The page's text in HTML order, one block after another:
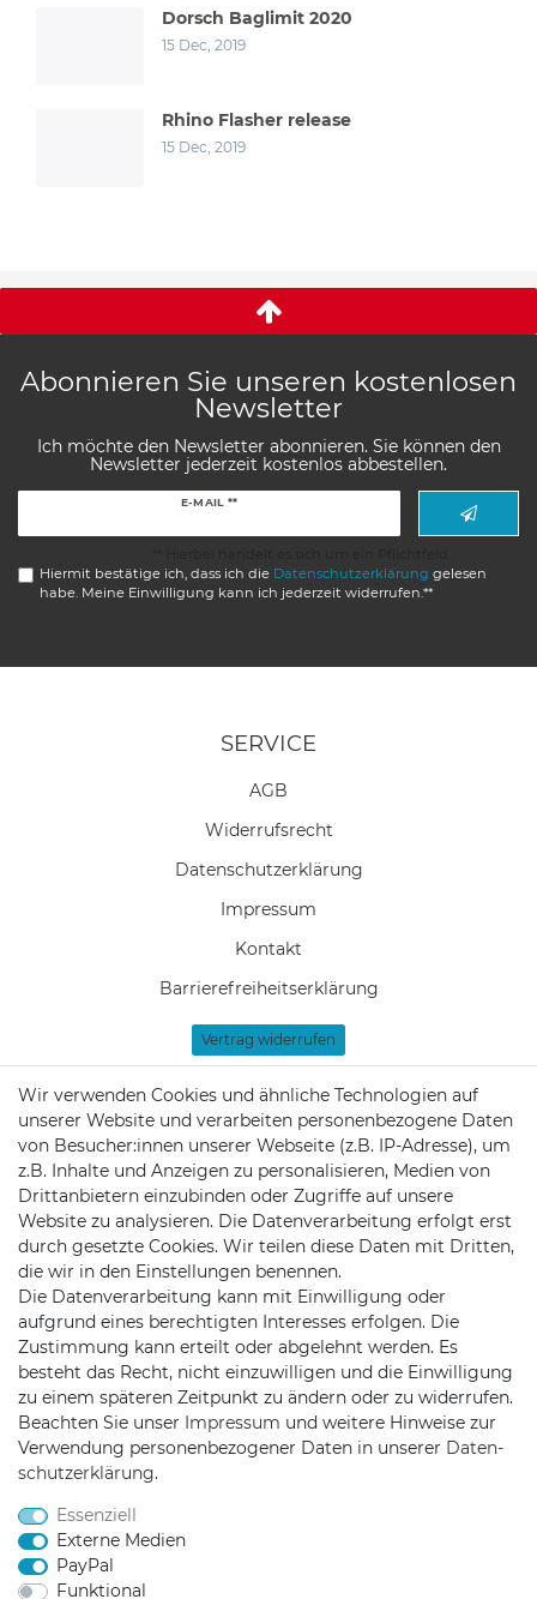
Dorsch Baglimit 2020
15 Dec, 2019
Rhino Flasher release
15 Dec, 2019
Abonnieren Sie unseren kostenlosen
Newsletter
Ich möchte den Newsletter abonnieren. Sie können den
Newsletter jederzeit kostenlos abbestellen.
E-MAIL **
Hiermit bestätige ich, dass ich die Daten­schutz­erklärung gelesen
habe. Meine Einwilligung kann ich jederzeit widerrufen.**
SERVICE
AGB
Widerrufs­recht
Daten­schutz­erklärung
Impressum
Kontakt
Barrierefreiheitserklärung
Vertrag widerrufen
Zahlung & Versand
Batteriehinweis
KONTAKT
Telefon: +49 176 24909451
Mail:mail@trollingtreff.de
Wir verwenden Cookies und ähnliche Technologien auf
unserer Website und verarbeiten personenbezogene Daten
von Besucher:innen unserer Webseite (z.B. IP-Adresse), um
z.B. Inhalte und Anzeigen zu personalisieren, Medien von
Drittanbietern einzubinden oder Zugriffe auf unsere
Website zu analysieren. Die Datenverarbeitung erfolgt erst
durch gesetzte Cookies. Wir teilen diese Daten mit Dritten,
die wir in den Einstellungen benennen.
Die Datenverarbeitung kann mit Einwilligung oder
aufgrund eines berechtigten Interesses erfolgen. Die
Zustimmung kann erteilt oder abgelehnt werden. Es
besteht das Recht, nicht einzuwilligen und die Einwilligung
zu einem späteren Zeitpunkt zu ändern oder zu widerrufen.
Beachten Sie unser Impressum und weitere Hinweise zur
Verwendung personenbezogener Daten in unserer Daten­
schutz­erklärung.
Essenziell
Externe Medien
PayPal
Funktional